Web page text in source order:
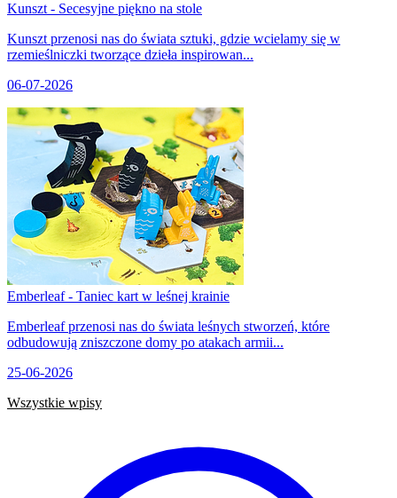
Kunszt - Secesyjne piękno na stole
Kunszt przenosi nas do świata sztuki, gdzie wcielamy się w
rzemieślniczki tworzące dzieła inspirowan...
06-07-2026
Emberleaf - Taniec kart w leśnej krainie
Emberleaf przenosi nas do świata leśnych stworzeń, które
odbudowują zniszczone domy po atakach armii...
25-06-2026
Wszystkie wpisy